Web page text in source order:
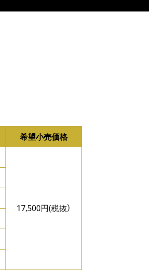
希望小売価格
17,500円(税抜）